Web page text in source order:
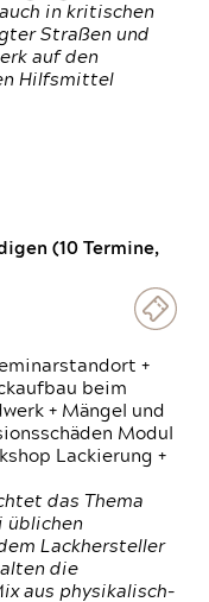
in kritischen
Straßen und
auf den
Hilfsmittel
(10 Termine,
+
beim
+ Mängel und
Modul
Lackierung +
das Thema
üblichen
Lackhersteller
die
aus physikalisch-